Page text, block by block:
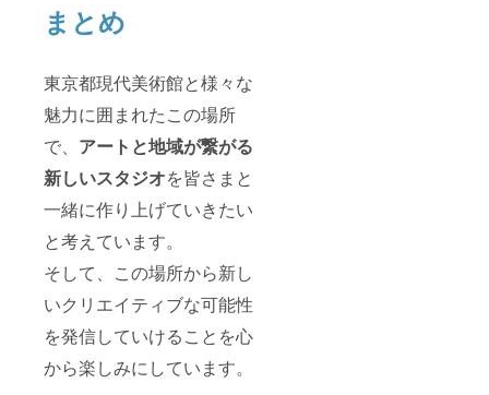
まとめ
東京都現代美術館と様々な
魅力に囲まれたこの場所
で、 アートと地域が繋がる
新しいスタジオを皆さまと
一緒に作り上げていきたい
と考えています。
そして、この場所から新し
いクリエイティブな可能性
を発信していけることを心
から楽しみにしています。